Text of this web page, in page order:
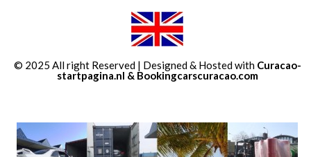
© 2025 All right Reserved | Designed & Hosted with Curacao-
startpagina.nl & Bookingcarscuracao.com